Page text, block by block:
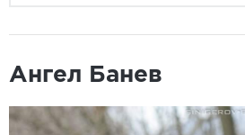
Ангел Банев